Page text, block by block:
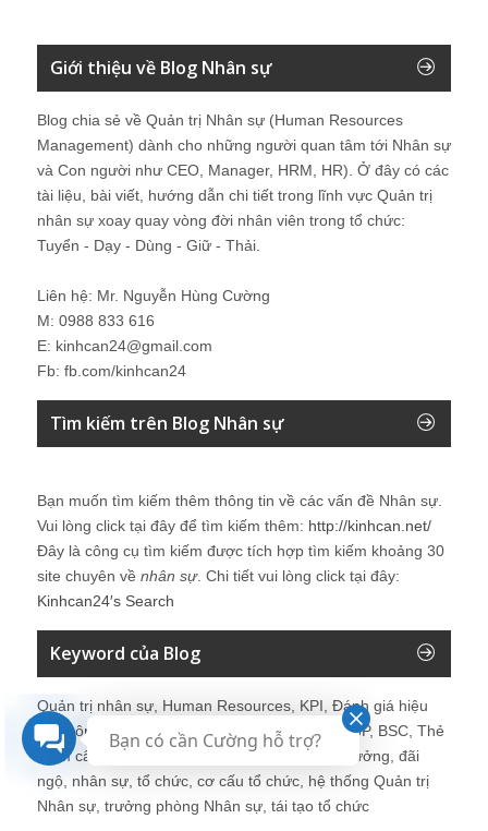
Giới thiệu về Blog Nhân sự
Blog chia sẻ về Quản trị Nhân sự (Human Resources
Management) dành cho những người quan tâm tới Nhân sự
và Con người như CEO, Manager, HRM, HR). Ở đây có các
tài liệu, bài viết, hướng dẫn chi tiết trong lĩnh vực Quản trị
nhân sự xoay quay vòng đời nhân viên trong tổ chức:
Tuyển - Dạy - Dùng - Giữ - Thải.
Liên hệ: Mr. Nguyễn Hùng Cường
M: 0988 833 616
E: kinhcan24@gmail.com
Fb: fb.com/kinhcan24
Tìm kiếm trên Blog Nhân sự
Bạn muốn tìm kiếm thêm thông tin về các vấn đề Nhân sự
Vui lòng click tại đây để tìm kiếm thêm: http://kinhcan.net/
Đây là công cụ tìm kiếm được tích hợp tìm kiếm khoảng 30
site chuyên về nhân sự. Chi tiết vui lòng click tại đây:
Kinhcan24′s Search
Keyword của Blog
Quản trị nhân sự, Human Resources, KPI, Đánh giá hiệu
quả công việc, chính sách lương, CnB, lương 3P, BSC, Thẻ
điểm cân bằng, tuyển dụng, đào tạo, lương thưởng, đãi
ngộ, nhân sự, tổ chức, cơ cấu tổ chức, hệ thống Quản trị
Nhân sự, trưởng phòng Nhân sự, tái tạo tổ chức
Bạn có cần Cường hỗ trợ?